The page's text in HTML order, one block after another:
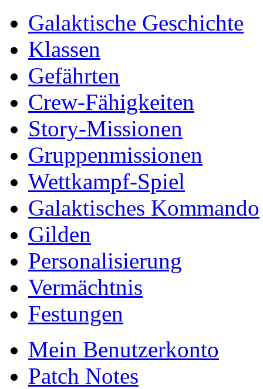
Galaktische Geschichte
Klassen
Gefährten
Crew-Fähigkeiten
Story-Missionen
Gruppenmissionen
Wettkampf-Spiel
Galaktisches Kommando
Gilden
Personalisierung
Vermächtnis
Festungen
Mein Benutzerkonto
Patch Notes